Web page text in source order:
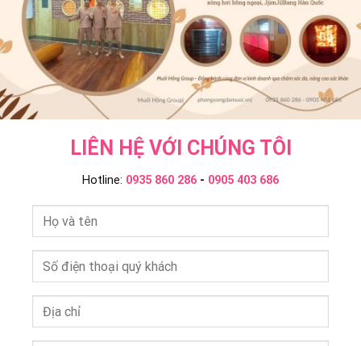
Group
LIÊN HỆ VỚI CHÚNG TÔI
Hotline: 0935 860 286 - 0905 403 686